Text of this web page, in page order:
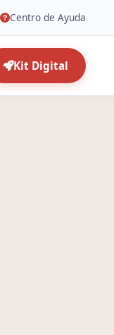
Centro de Ayuda
Kit Digital